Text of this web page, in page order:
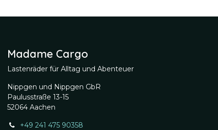
Madame Cargo
Lastenräder für Alltag und Abenteuer
Nippgen und Nippgen GbR
Paulusstraße 13-15
52064 Aachen
+49 241 475 90358